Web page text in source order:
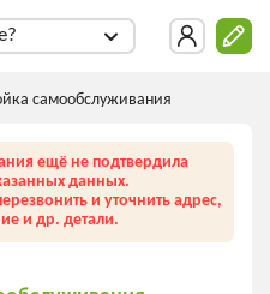
самообслуживания
ещё не подтвердила
данных.
и уточнить адрес,
и др. детали.